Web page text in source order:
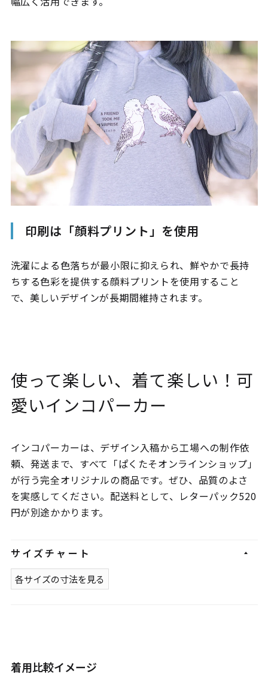
印刷は「顔料プリント」を使用
洗濯による色落ちが最小限に抑えられ、鮮やかで長持
ちする色彩を提供する顔料プリントを使用すること
で、美しいデザインが長期間維持されます。
使って楽しい、着て楽しい！可
愛いインコパーカー
インコパーカーは、デザイン入稿から工場への制作依
頼、発送まで、すべて「ぱくたそオンラインショップ」
が行う完全オリジナルの商品です。ぜひ、品質のよさ
を実感してください。配送料として、レターパック520
円が別途かかります。
サイズチャート
各サイズの寸法を見る
着用比較イメージ